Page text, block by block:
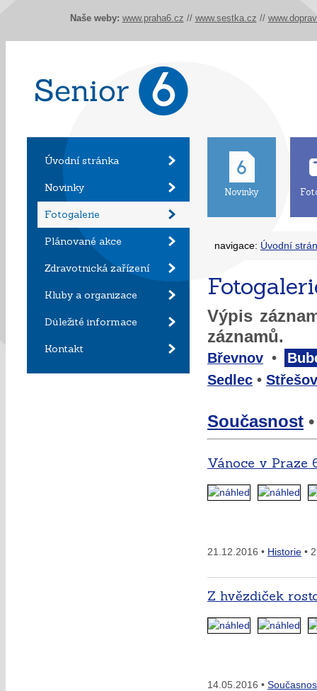
Úvodní stránka
Novinky
Fotogalerie
Plánované akce
Zdravotnická zařízení
Kluby a organizace
Důležité informace
Kontakt
Novinky
navigace: Úvodní
Výpis
záznamů.
Břevnov •
Sedlec •
Současnost
Vánoce v Praze
21.12.2016 • Historie •
Z hvězdiček
14.05.2016 •
Naše weby: www.praha6.cz // www.sestka.cz //